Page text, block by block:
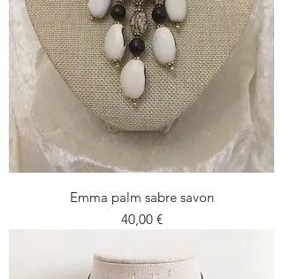
Emma palm sabre savon
Prezzo
40,00 €